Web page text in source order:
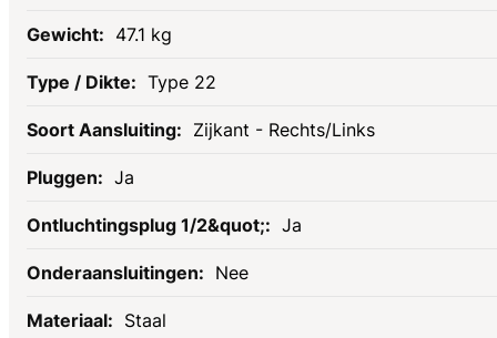
47.1 kg
Type 22
Zijkant - Rechts/Links
Ja
Ja
Nee
Staal